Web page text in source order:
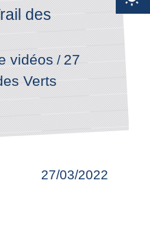
des
vidéos/ 27
Verts
27/03/2022